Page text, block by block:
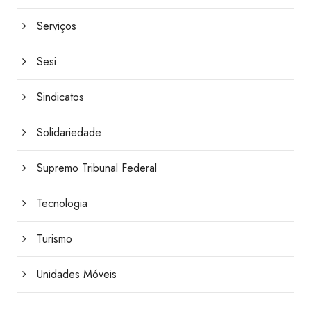
Serviços
Sesi
Sindicatos
Solidariedade
Supremo Tribunal Federal
Tecnologia
Turismo
Unidades Móveis